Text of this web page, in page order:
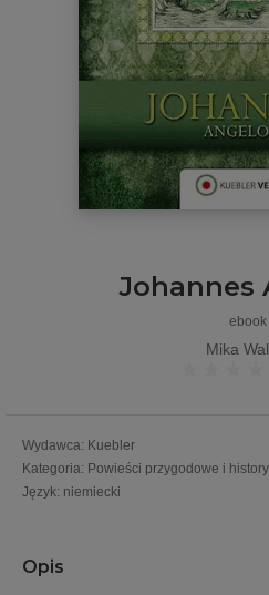
Johannes
ebook
Mika
Wydawca: Kuebler
Kategoria: Powieści przygodowe i
Język: niemiecki
Opis